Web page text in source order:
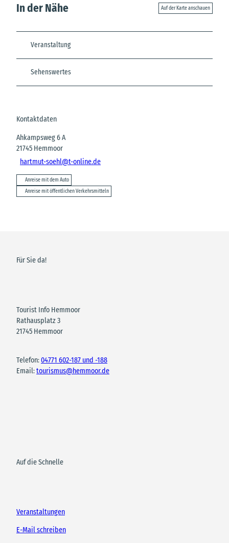
In der Nähe Auf der Karte anschauen
Veranstaltung
Sehenswertes
Kontaktdaten
Ahkampsweg 6 A
21745 Hemmoor
hartmut-soehl@t-online.de
Anreise mit dem Auto
Anreise mit öffentlichen Verkehrsmitteln
Für Sie da!
Tourist Info Hemmoor
Rathausplatz 3
21745 Hemmoor
Telefon:04771 602-187 und -188
Email:tourismus@hemmoor.de
Auf die Schnelle
Veranstaltungen
E-Mail schreiben